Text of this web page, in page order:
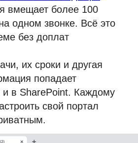
вмещает более 100
одном звонке. Всё это
без доплат
их сроки и другая
попадает
и в SharePoint. Каждому
свой портал